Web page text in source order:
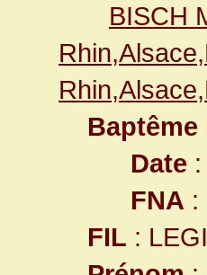
BISCH
Date
FNA :
FIL :